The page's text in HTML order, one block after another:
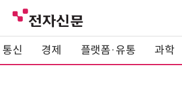
통신 경제 플랫폼·유통 과학